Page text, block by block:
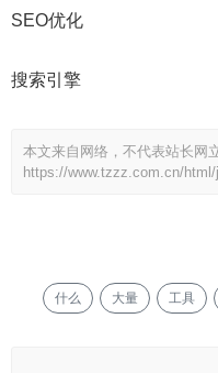
SEO优化
搜索引擎
本文来自网络，不代表站长网
https://www.tzzz.com.cn/html/
什么 大量 工具